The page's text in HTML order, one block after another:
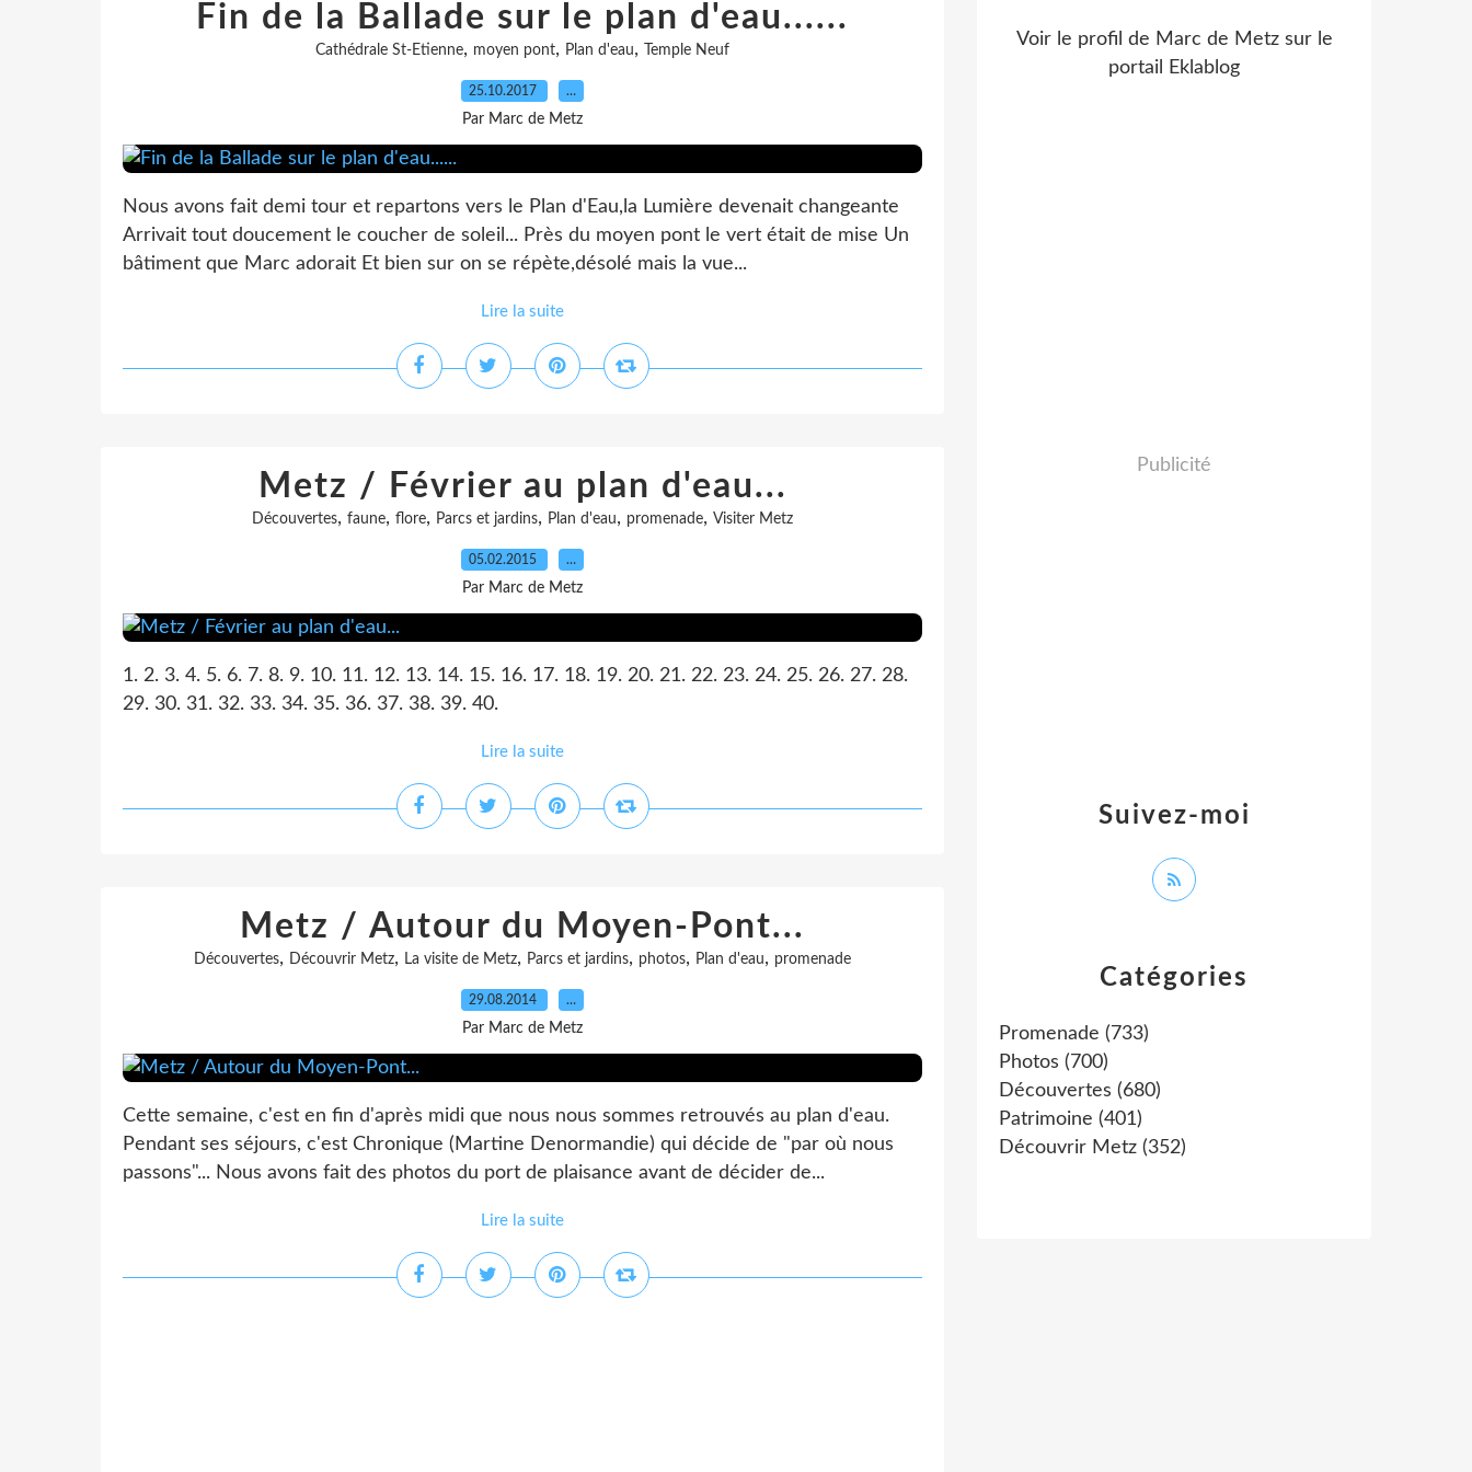
Fin de la Ballade sur le plan d'eau......
Cathédrale St-Etienne, moyen pont, Plan d'eau, Temple Neuf
25.10.2017 …
Par Marc de Metz
Nous avons fait demi tour et repartons vers le Plan d'Eau,la Lumière devenait changeante
Arrivait tout doucement le coucher de soleil... Près du moyen pont le vert était de mise Un
bâtiment que Marc adorait Et bien sur on se répète,désolé mais la vue...
Lire la suite
Metz / Février au plan d'eau...
Découvertes, faune, flore, Parcs et jardins, Plan d'eau, promenade, Visiter Metz
05.02.2015 …
Par Marc de Metz
1. 2. 3. 4. 5. 6. 7. 8. 9. 10. 11. 12. 13. 14. 15. 16. 17. 18. 19. 20. 21. 22. 23. 24. 25. 26. 27. 28.
29. 30. 31. 32. 33. 34. 35. 36. 37. 38. 39. 40.
Lire la suite
Metz / Autour du Moyen-Pont...
Découvertes, Découvrir Metz, La visite de Metz, Parcs et jardins, photos, Plan d'eau, promenade
29.08.2014 …
Par Marc de Metz
Cette semaine, c'est en fin d'après midi que nous nous sommes retrouvés au plan d'eau.
Pendant ses séjours, c'est Chronique (Martine Denormandie) qui décide de "par où nous
passons"... Nous avons fait des photos du port de plaisance avant de décider de...
Lire la suite
Catégories
Promenade (733)
Photos (700)
Découvertes (680)
Patrimoine (401)
Découvrir Metz (352)
Suivez-moi
Voir le profil de Marc de Metzsur le
portail Eklablog
Publicité